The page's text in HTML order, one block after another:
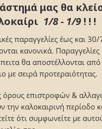
μας θα
1/8 - 1/9 ! ! !
παραγγελίες έως και 30/
κανονικά.
θα αποστέλλονται από
με σειρά προτεραιότητας.
όρους επιστροφών &
την καλοκαιρινή περίοδο
ότι συμφωνείτε με